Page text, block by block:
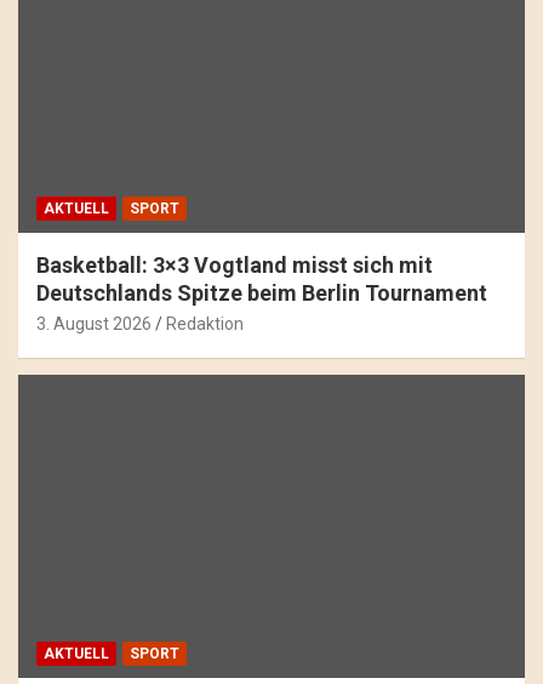
AKTUELL SPORT
Basketball: 3×3 Vogtland misst sich mit
Deutschlands Spitze beim Berlin Tournament
3. August 2026 Redaktion
AKTUELL SPORT